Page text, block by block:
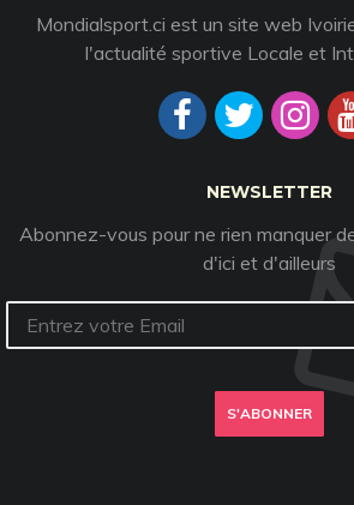
Mondialsport.ci est un site web
l'actualité sportive Locale et
NEWSLETTER
Abonnez-vous pour ne rien manquer
d'ici et d'ailleurs
S'ABONNER